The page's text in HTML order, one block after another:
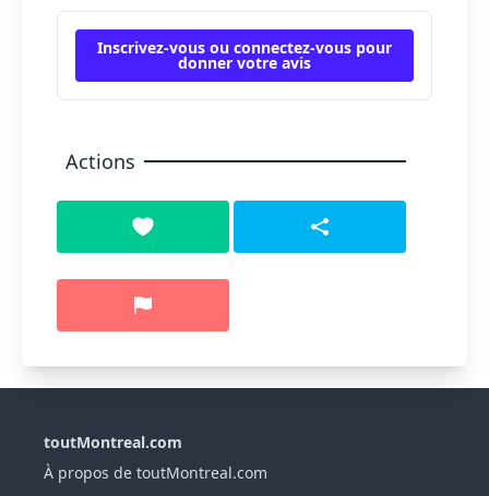
Inscrivez-vous ou connectez-vous pour
donner votre avis
Actions
toutMontreal.com
À propos de toutMontreal.com